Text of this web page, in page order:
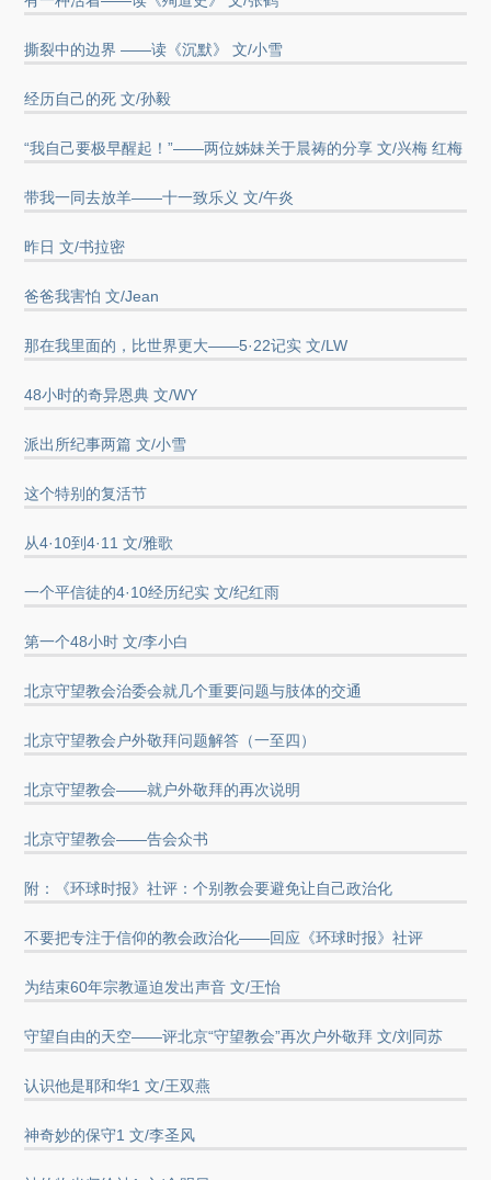
撕裂中的边界 ——读《沉默》 文/小雪
经历自己的死 文/孙毅
“我自己要极早醒起！”——两位姊妹关于晨祷的分享 文/兴梅 红梅
带我一同去放羊——十一致乐义 文/午炎
昨日 文/书拉密
爸爸我害怕 文/Jean
那在我里面的，比世界更大——5·22记实 文/LW
48小时的奇异恩典 文/WY
派出所纪事两篇 文/小雪
这个特别的复活节
从4·10到4·11 文/雅歌
一个平信徒的4·10经历纪实 文/纪红雨
第一个48小时 文/李小白
北京守望教会治委会就几个重要问题与肢体的交通
北京守望教会户外敬拜问题解答（一至四）
北京守望教会——就户外敬拜的再次说明
北京守望教会——告会众书
附：《环球时报》社评：个别教会要避免让自己政治化
不要把专注于信仰的教会政治化——回应《环球时报》社评
为结束60年宗教逼迫发出声音 文/王怡
守望自由的天空——评北京“守望教会”再次户外敬拜 文/刘同苏
认识他是耶和华1 文/王双燕
神奇妙的保守1 文/李圣风